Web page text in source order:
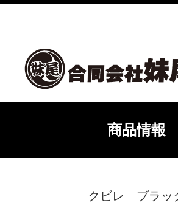
商品情報
クビレ ブラッ